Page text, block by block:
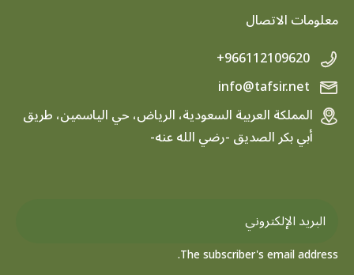
معلومات الاتصال
+966112109620
المملكة العربية السعودية، الرياض، حي الياسمين، طريق
أبي بكر الصديق -رضي الله عنه-
The subscriber's email address.